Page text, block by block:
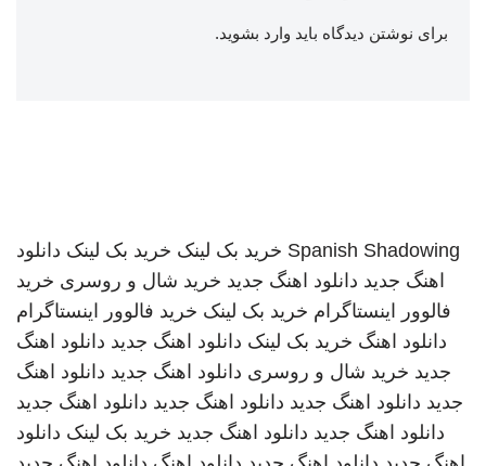
برای نوشتن دیدگاه باید وارد بشوید.
Spanish Shadowing خرید بک لینک خرید بک لینک دانلود
اهنگ جدید دانلود اهنگ جدید خرید شال و روسری خرید
فالوور اینستاگرام خرید بک لینک خرید فالوور اینستاگرام
دانلود اهنگ خرید بک لینک دانلود اهنگ جدید دانلود اهنگ
جدید خرید شال و روسری دانلود اهنگ جدید دانلود اهنگ
جدید دانلود اهنگ جدید دانلود اهنگ جدید دانلود اهنگ جدید
دانلود اهنگ جدید دانلود اهنگ جدید خرید بک لینک دانلود